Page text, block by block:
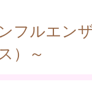
フルエン
）～